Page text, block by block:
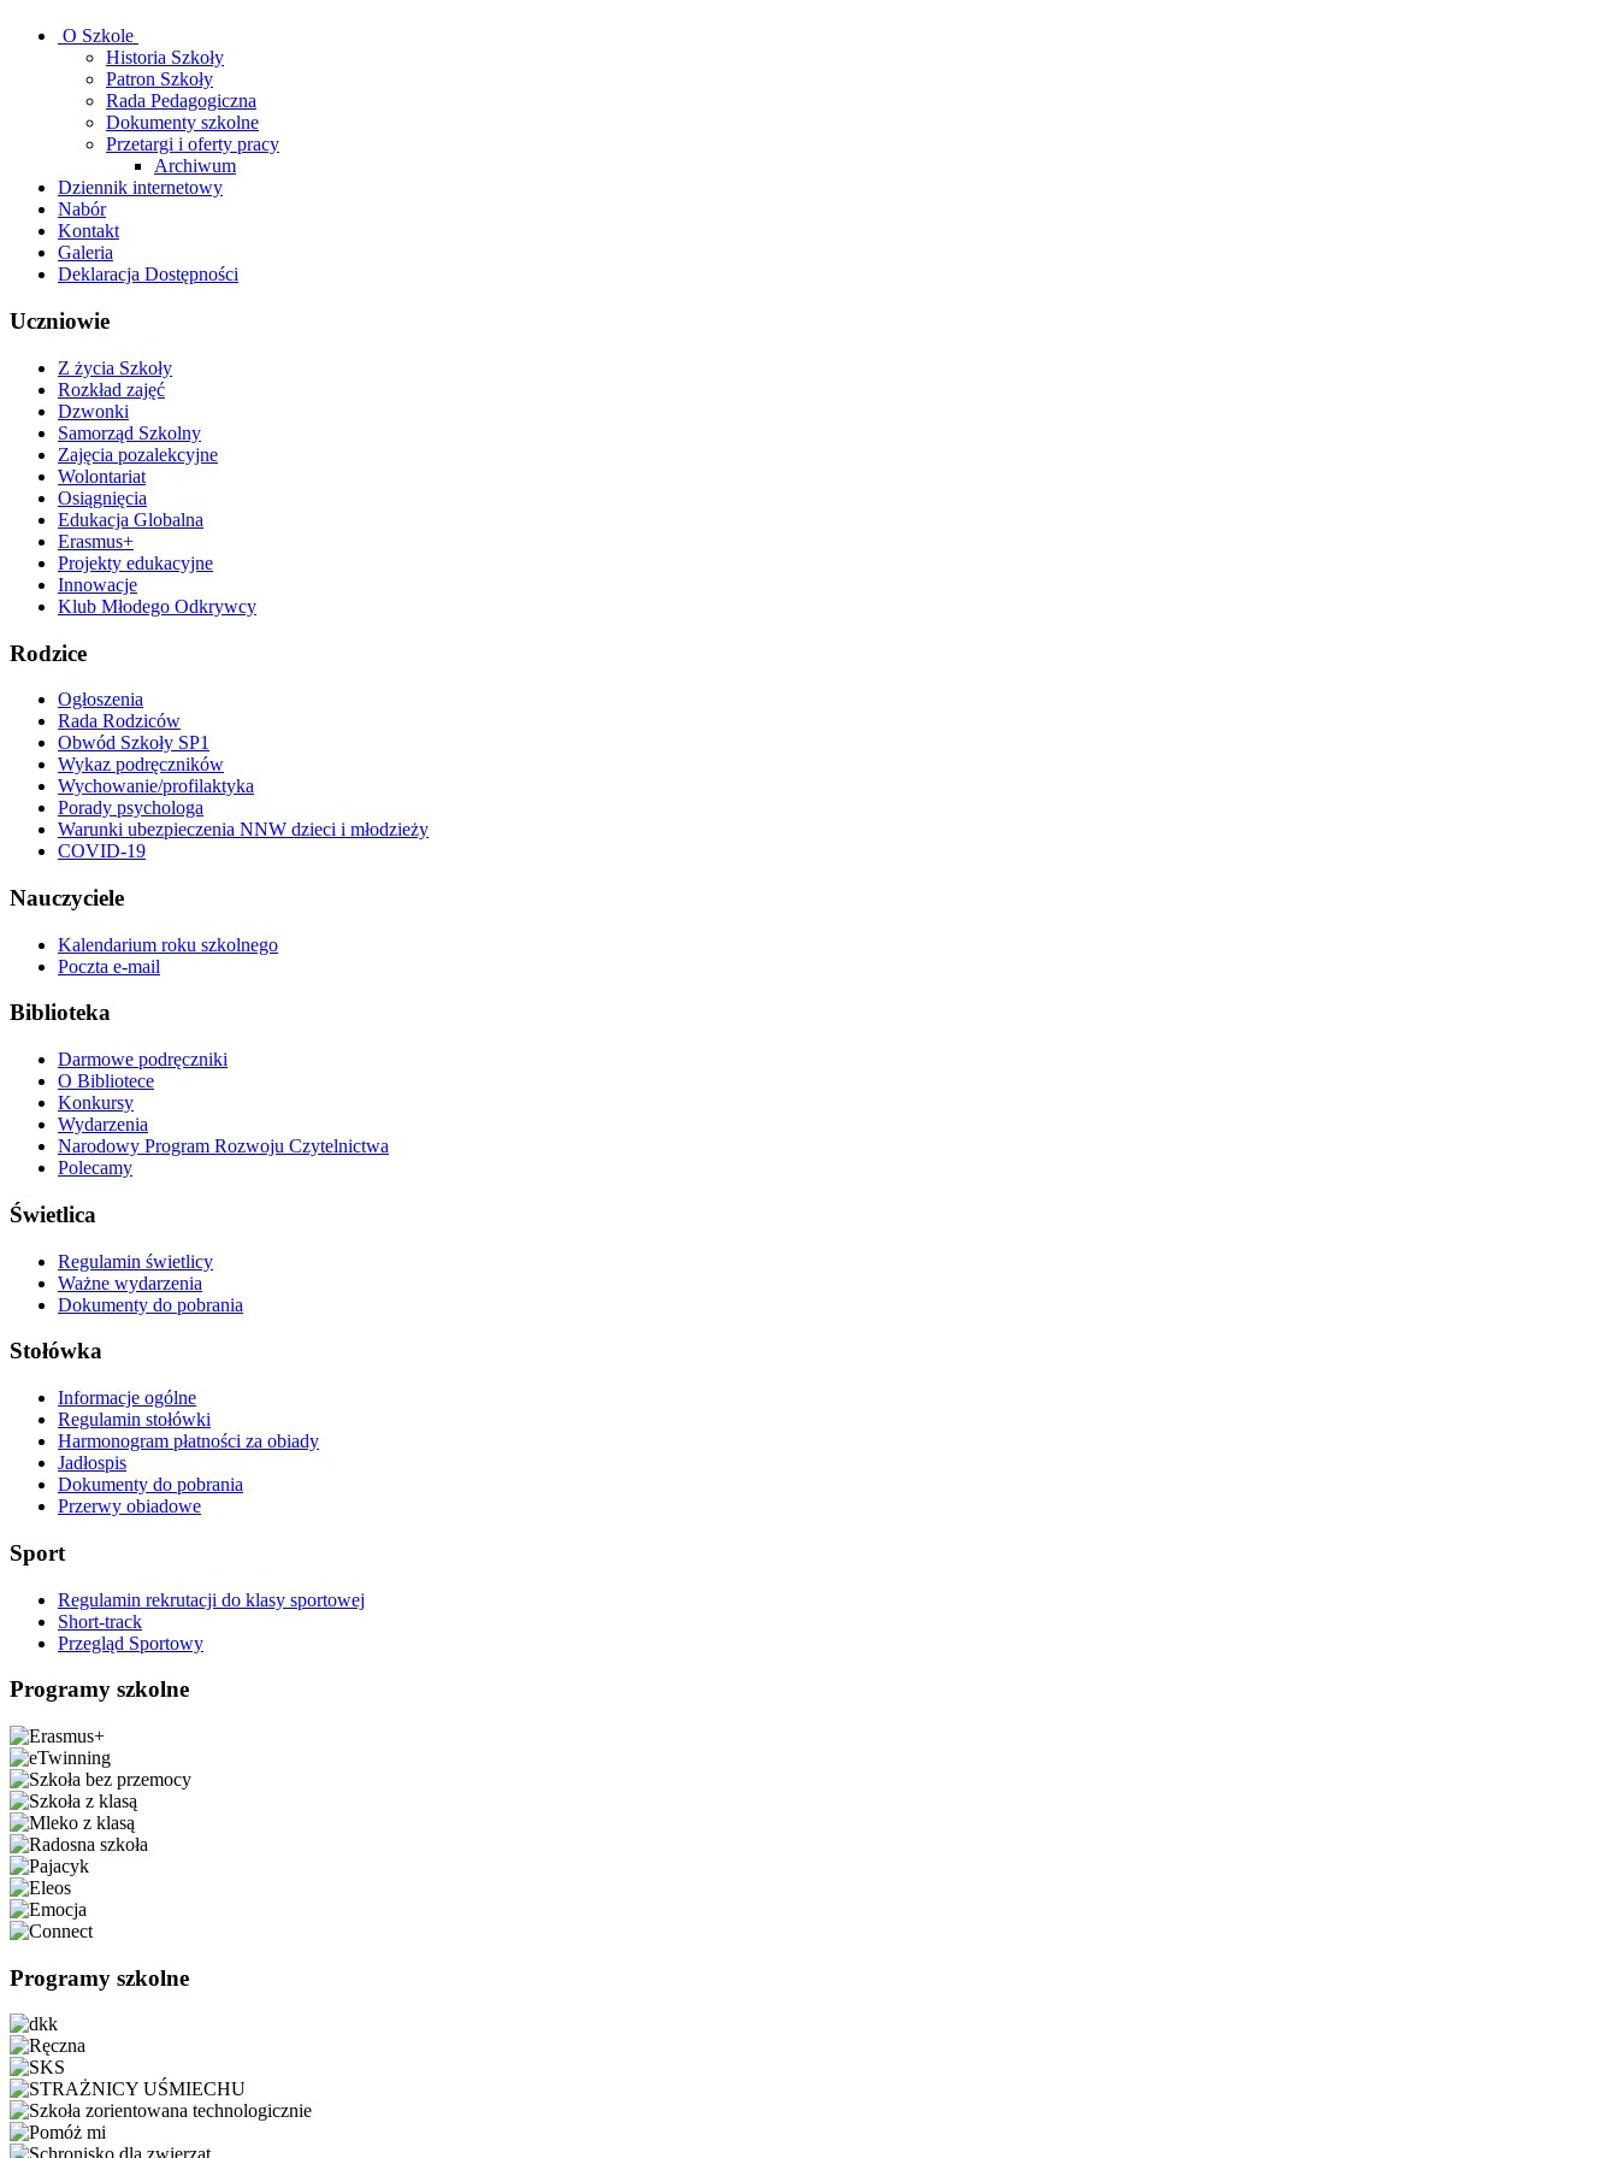
O Szkole
Historia Szkoły
Patron Szkoły
Rada Pedagogiczna
Dokumenty szkolne
Przetargi i oferty pracy
Archiwum
Dziennik internetowy
Nabór
Kontakt
Galeria
Deklaracja Dostępności
Uczniowie
Z życia Szkoły
Rozkład zajęć
Dzwonki
Samorząd Szkolny
Zajęcia pozalekcyjne
Wolontariat
Osiągnięcia
Edukacja Globalna
Erasmus+
Projekty edukacyjne
Innowacje
Klub Młodego Odkrywcy
Rodzice
Ogłoszenia
Rada Rodziców
Obwód Szkoły SP1
Wykaz podręczników
Wychowanie/profilaktyka
Porady psychologa
Warunki ubezpieczenia NNW dzieci i młodzieży
COVID-19
Nauczyciele
Kalendarium roku szkolnego
Poczta e-mail
Biblioteka
Darmowe podręczniki
O Bibliotece
Konkursy
Wydarzenia
Narodowy Program Rozwoju Czytelnictwa
Polecamy
Świetlica
Regulamin świetlicy
Ważne wydarzenia
Dokumenty do pobrania
Stołówka
Informacje ogólne
Regulamin stołówki
Harmonogram płatności za obiady
Jadłospis
Dokumenty do pobrania
Przerwy obiadowe
Sport
Regulamin rekrutacji do klasy sportowej
Short-track
Przegląd Sportowy
Programy szkolne
Programy szkolne